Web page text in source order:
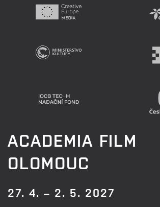
ACADEMIA FILM
OLOMOUC
27. 4. – 2. 5. 2027